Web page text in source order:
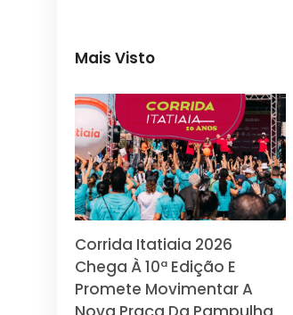
Mais Visto
Corrida Itatiaia 2026
Chega À 10ª Edição E
Promete Movimentar A